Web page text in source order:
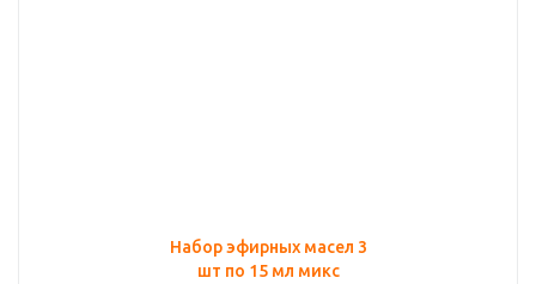
Набор эфирных масел 3
шт по 15 мл микс